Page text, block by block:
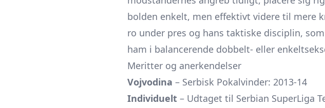
bolden enkelt, men effektivt videre til mere
ro under pres og hans taktiske disciplin,
ham i balancerende dobbelt- eller
Meritter og anerkendelser
Vojvodina – Serbisk Pokalvinder: 2013-14
Individuelt – Udtaget til Serbian SuperLiga